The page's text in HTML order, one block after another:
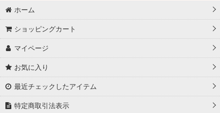
ホーム
ショッピングカート
マイページ
お気に入り
最近チェックしたアイテム
特定商取引法表示